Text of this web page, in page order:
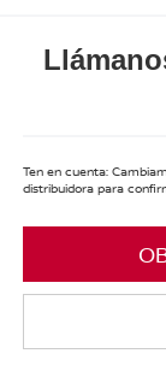
Ten en cuenta:
distribuidora para